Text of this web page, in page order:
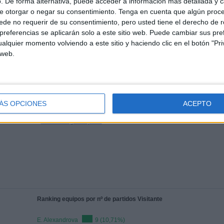
otorgar o negar su consentimiento. Tenga en cuenta que algún
no requerir de su consentimiento, pero usted tiene el derecho de
se aplicarán solo a este sitio web. Puede cambiar sus
momento volviendo a este sitio y haciendo clic en el botón
OPCIONES ACEPTO
100%
TOTAL
TOTAL
Ranking equipos por nº de partidos en abierto
Ver ranking completo
Ranking equipos por nº de partidos Visitante
E. Alexandrova
9 (10,71%)